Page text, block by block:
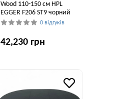
Wood 110-150 см HPL
EGGER F206 ST9 чорний
0 відгуків
42,230 грн